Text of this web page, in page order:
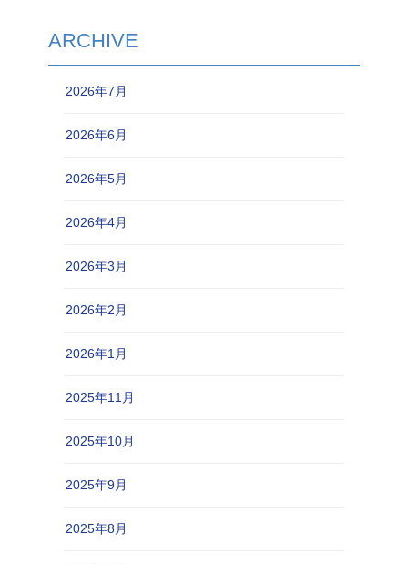
ARCHIVE
2026年7月
2026年6月
2026年5月
2026年4月
2026年3月
2026年2月
2026年1月
2025年11月
2025年10月
2025年9月
2025年8月